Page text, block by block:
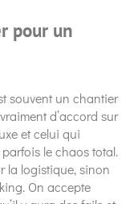
pour un
souvent un chantier
d’accord sur
et celui qui
le chaos total.
la logistique, sinon
On accepte